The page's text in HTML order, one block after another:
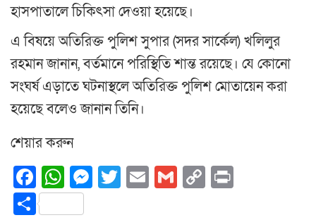
হাসপাতালে চিকিৎসা দেওয়া হয়েছে।
এ বিষয়ে অতিরিক্ত পুলিশ সুপার (সদর সার্কেল) খলিলুর
রহমান জানান, বর্তমানে পরিস্থিতি শান্ত রয়েছে। যে কোনো
সংঘর্ষ এড়াতে ঘটনাস্থলে অতিরিক্ত পুলিশ মোতায়েন করা
হয়েছে বলেও জানান তিনি।
শেয়ার করুন
Facebook
WhatsApp
Messenger
Twitter
EmailGmail
Copy
Share